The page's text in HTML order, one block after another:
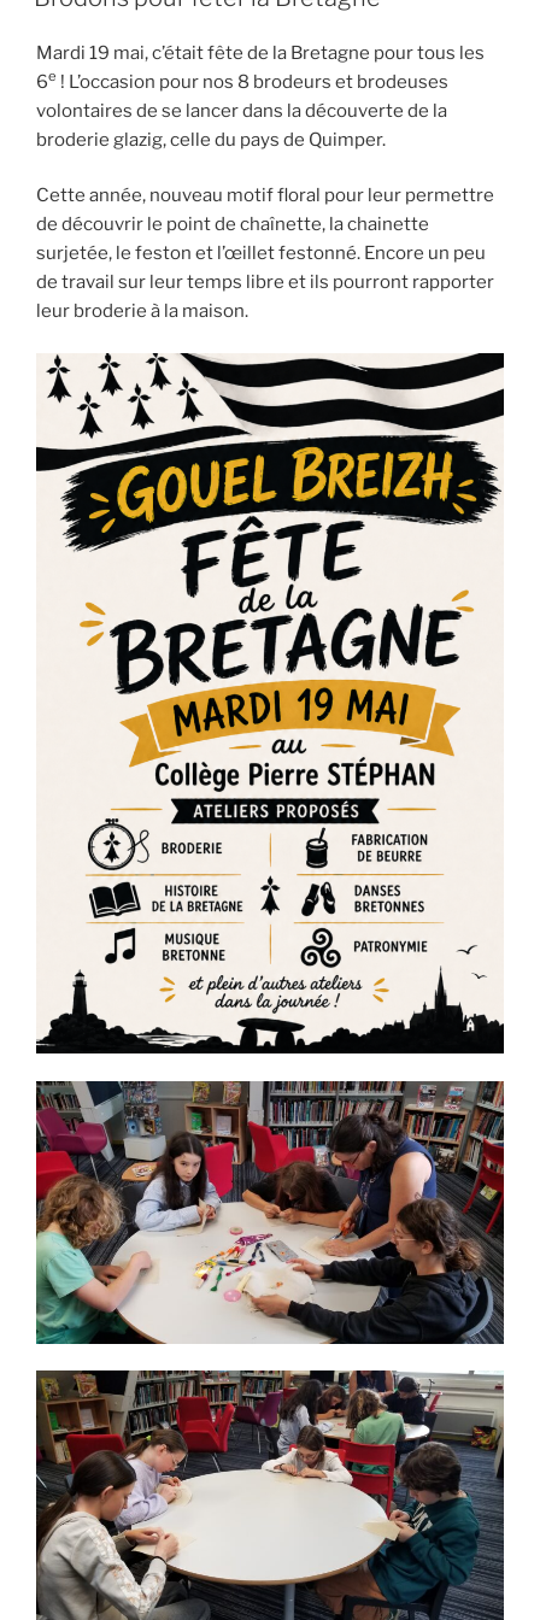
Mardi 19 mai, c’était fête de la Bretagne pour tous les
6e ! L’occasion pour nos 8 brodeurs et brodeuses
volontaires de se lancer dans la découverte de la
broderie glazig, celle du pays de Quimper.
Cette année, nouveau motif floral pour leur permettre
de découvrir le point de chaînette, la chainette
surjetée, le feston et l’œillet festonné. Encore un peu
de travail sur leur temps libre et ils pourront rapporter
leur broderie à la maison.